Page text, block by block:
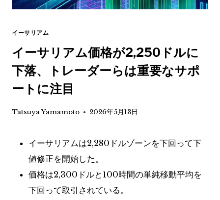
イーサリアム
イーサリアム価格が2,250ドルに
下落、トレーダーらは重要なサポ
ートに注目
Tatsuya Yamamoto 2026年5月13日
イーサリアムは2,280ドルゾーンを下回って下
値修正を開始した。
価格は2,300ドルと100時間の単純移動平均を
下回って取引されている。